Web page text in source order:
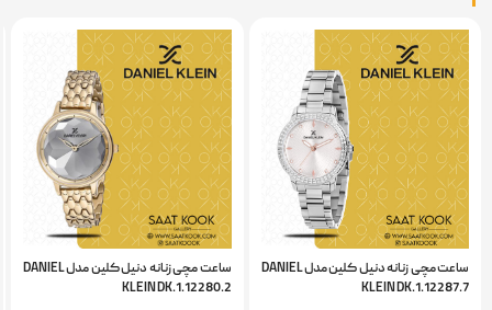
ساعت مچی زنانه دنیل کلین مدل DANIEL
KLEIN DK.1.12287.7
ساعت مچی زنانه دنیل کلین مدل DANIEL
KLEIN DK.1.12280.2